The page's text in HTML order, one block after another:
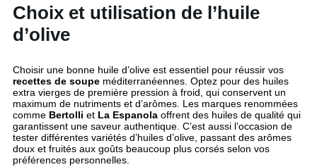
Choix et utilisation de l’huile
d’olive
Choisir une bonne huile d’olive est essentiel pour réussir vos
recettes de soupe méditerranéennes. Optez pour des huiles
extra vierges de première pression à froid, qui conservent un
maximum de nutriments et d’arômes. Les marques renommées
comme Bertolli et La Espanola offrent des huiles de qualité qui
garantissent une saveur authentique. C’est aussi l’occasion de
tester différentes variétés d’huiles d’olive, passant des arômes
doux et fruités aux goûts beaucoup plus corsés selon vos
préférences personnelles.